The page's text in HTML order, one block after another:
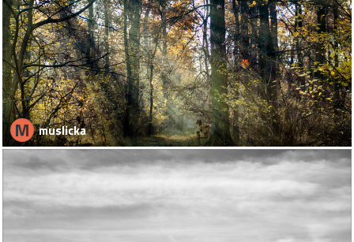
M muslicka